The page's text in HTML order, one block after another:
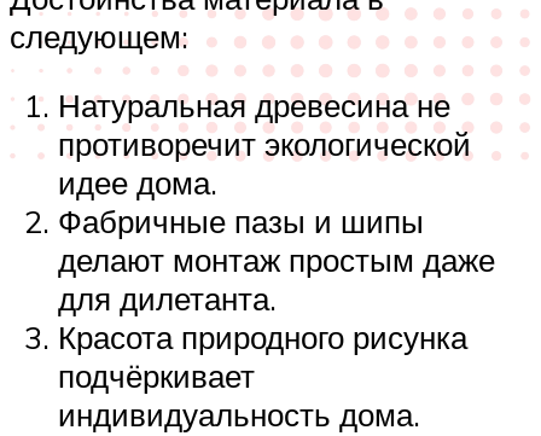
следующем:
Натуральная древесина не
противоречит экологической
идее дома.
Фабричные пазы и шипы
делают монтаж простым даже
для дилетанта.
Красота природного рисунка
подчёркивает
индивидуальность дома.